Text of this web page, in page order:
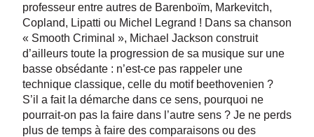
professeur entre autres de Barenboïm, Markevitch,
Copland, Lipatti ou Michel Legrand ! Dans sa chanson
« Smooth Criminal », Michael Jackson construit
d’ailleurs toute la progression de sa musique sur une
basse obsédante : n’est-ce pas rappeler une
technique classique, celle du motif beethovenien ?
S’il a fait la démarche dans ce sens, pourquoi ne
pourrait-on pas la faire dans l’autre sens ? Je ne perds
plus de temps à faire des comparaisons ou des